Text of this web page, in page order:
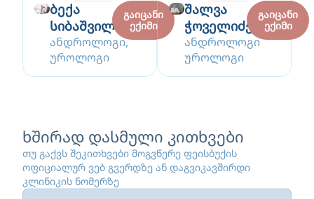
ბექა
სიბაშვილი
ანდროლოგი,
უროლოგი
გაიცანი
ექიმი
შალვა
ჭოველიძე
ანდროლოგი
უროლოგი
გაიცანი
ექიმი
ხშირად დასმული კითხვები
თუ გაქვს შეკითხვები მოგვწერე ფეისბუქის
ოფიციალურ ვებ გვერდზე ან დაგვიკავშირდი
კლინიკის ნომერზე